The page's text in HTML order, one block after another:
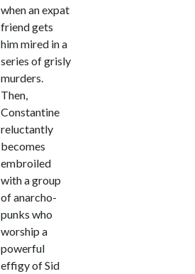
when an expat
friend gets
him mired in a
series of grisly
murders.
Then,
Constantine
reluctantly
becomes
embroiled
with a group
of anarcho-
punks who
worship a
powerful
effigy of Sid